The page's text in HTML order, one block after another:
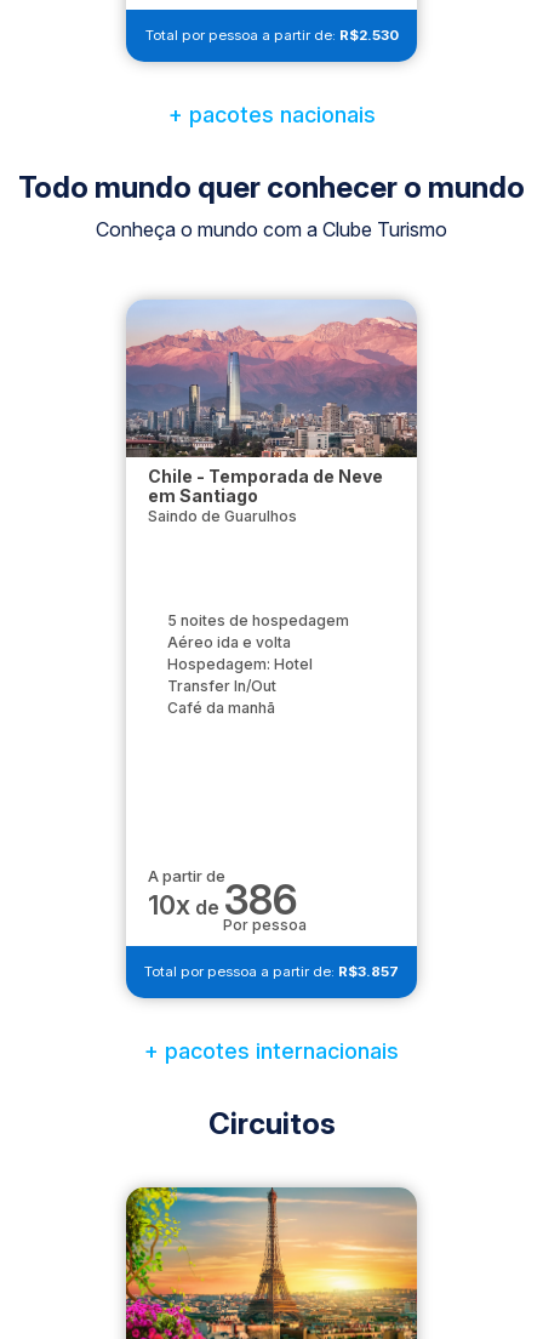
Total por pessoa a partir de: R$2.530
+ pacotes nacionais
Todo mundo quer conhecer o mundo
Conheça o mundo com a Clube Turismo
Chile - Temporada de Neve
em Santiago
Saindo de Guarulhos
5 noites de hospedagem
Aéreo ida e volta
Hospedagem: Hotel
Transfer In/Out
Café da manhã
A partir de
10x de 386
Por pessoa
Total por pessoa a partir de: R$3.857
+ pacotes internacionais
Circuitos